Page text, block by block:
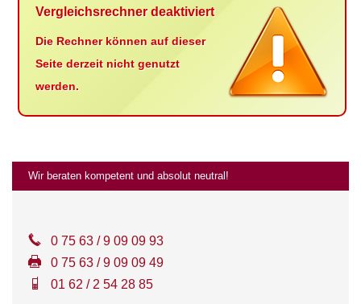
Vergleichsrechner deaktiviert
Die Rechner können auf dieser
Seite derzeit nicht genutzt
werden.
Wir beraten kompetent und absolut neutral!
0 75 63 / 9 09 09 93
0 75 63 / 9 09 09 49
01 62 / 2 54 28 85